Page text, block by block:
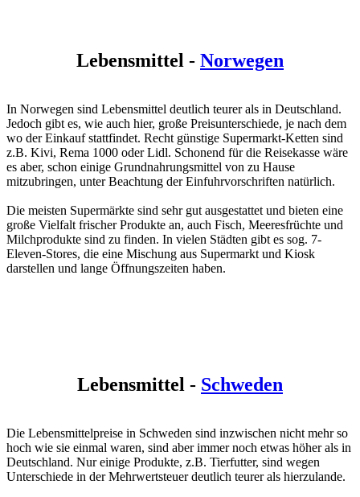
Lebensmittel - Norwegen
In Norwegen sind Lebensmittel deutlich teurer als in Deutschland.
Jedoch gibt es, wie auch hier, große Preisunterschiede, je nach dem
wo der Einkauf stattfindet. Recht günstige Supermarkt-Ketten sind
z.B. Kivi, Rema 1000 oder Lidl. Schonend für die Reisekasse wäre
es aber, schon einige Grundnahrungsmittel von zu Hause
mitzubringen, unter Beachtung der Einfuhrvorschriften natürlich.
Die meisten Supermärkte sind sehr gut ausgestattet und bieten eine
große Vielfalt frischer Produkte an, auch Fisch, Meeresfrüchte und
Milchprodukte sind zu finden. In vielen Städten gibt es sog. 7-
Eleven-Stores, die eine Mischung aus Supermarkt und Kiosk
darstellen und lange Öffnungszeiten haben.
Lebensmittel - Schweden
Die Lebensmittelpreise in Schweden sind inzwischen nicht mehr so
hoch wie sie einmal waren, sind aber immer noch etwas höher als in
Deutschland. Nur einige Produkte, z.B. Tierfutter, sind wegen
Unterschiede in der Mehrwertsteuer deutlich teurer als hierzulande.